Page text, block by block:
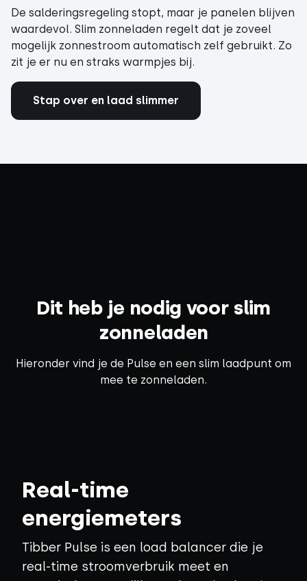
De salderingsregeling stopt, maar je panelen blijven
waardevol. Slim zonneladen regelt dat je zoveel
mogelijk zonnestroom automatisch zelf gebruikt. Zo
zit je er nu en straks warmpjes bij.
Stap over en laad slimmer
Dit heb je nodig voor slim
zonneladen
Hieronder vind je de Pulse en een slim laadpunt om
mee te zonneladen.
Real-time
energiemeters
Tibber Pulse is een load balancer die je
real-time stroomverbruik meet en